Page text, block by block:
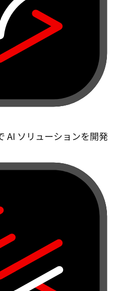
AI ソリューションを開発